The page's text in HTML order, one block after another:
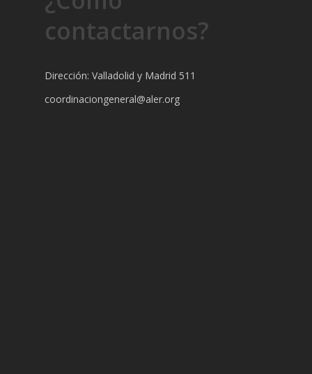
contactarnos?
Dirección: Valladolid y Madrid 511
coordinaciongeneral@aler.org